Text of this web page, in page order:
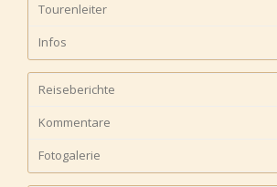
Tourenleiter
Infos
Reiseberichte
Kommentare
Fotogalerie